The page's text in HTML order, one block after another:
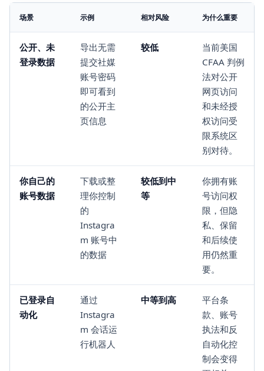
场景 示例 相对风险 为什么重要
公开、未
登录数据
导出无需
提交社媒
账号密码
即可看到
的公开主
页信息
较低
当前美国
CFAA 判例
法对公开
网页访问
和未经授
权访问受
限系统区
别对待。
你自己的
账号数据
下载或整
理你控制
的
Instagra
m 账号中
的数据
较低到中
等
你拥有账
号访问权
限，但隐
私、保留
和后续使
用仍然重
要。
已登录自
动化
通过
Instagra
m 会话运
行机器人
中等到高
平台条
款、账号
执法和反
自动化控
制会变得